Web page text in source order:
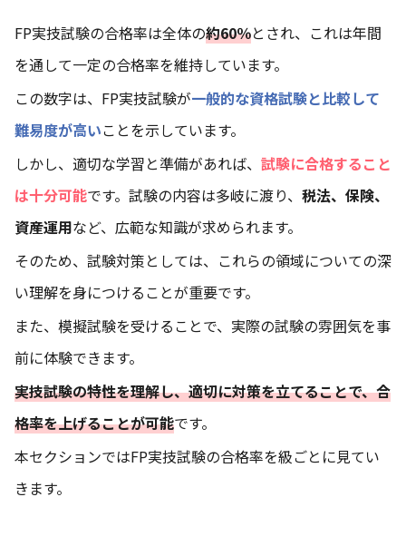
FP実技試験の合格率は全体の約60％とされ、これは年間
を通して一定の合格率を維持しています。
この数字は、FP実技試験が一般的な資格試験と比較して
難易度が高いことを示しています。
しかし、適切な学習と準備があれば、 試験に合格すること
は十分可能です。試験の内容は多岐に渡り、 税法、保険、
資産運用など、広範な知識が求められます。
そのため、試験対策としては、これらの領域についての深
い理解を身につけることが重要です。
また、模擬試験を受けることで、実際の試験の雰囲気を事
前に体験できます。
実技試験の特性を理解し、適切に対策を立てることで、合
格率を上げることが可能です。
本セクションではFP実技試験の合格率を級ごとに見てい
きます。